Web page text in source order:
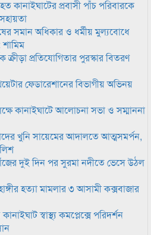
কানাইঘাটের প্রবাসী পাঁচ পরিবারকে
সমান অধিকার ও ধর্মীয় মুল্যবোধে
ক্রীড়া প্রতিযোগিতার পুরস্কার বিতরণ
ফেডারেশানের বিভাগীয় অভিনয়
কানাইঘাটে আলোচনা সভা ও সম্মাননা
খুনি সায়েমের আদালতে আত্মসমর্পন,
দুই দিন পর সুরমা নদীতে ভেসে উঠল
হত্যা মামলার ৩ আসামী কক্সবাজার
স্বাস্থ্য কমপ্লেক্সে পরিদর্শন